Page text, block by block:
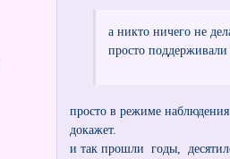
а никто ничего не
просто поддерживали
просто в режиме
докажет.
и так прошли годы,